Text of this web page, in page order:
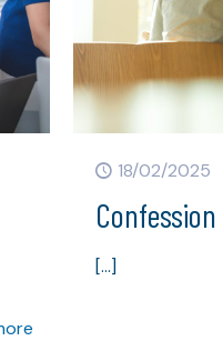
18/02/2025
Confession
[…]